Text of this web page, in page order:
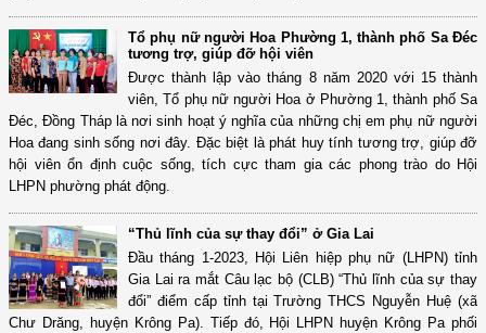
Tổ phụ nữ người Hoa Phường 1, thành phố Sa Đéc
tương trợ, giúp đỡ hội viên
Được thành lập vào tháng 8 năm 2020 với 15 thành
viên, Tổ phụ nữ người Hoa ở Phường 1, thành phố Sa
Đéc, Đồng Tháp là nơi sinh hoạt ý nghĩa của những chị em phụ nữ người
Hoa đang sinh sống nơi đây. Đặc biệt là phát huy tính tương trợ, giúp đỡ
hội viên ổn định cuộc sống, tích cực tham gia các phong trào do Hội
LHPN phường phát động.
“Thủ lĩnh của sự thay đổi” ở Gia Lai
Đầu tháng 1-2023, Hội Liên hiệp phụ nữ (LHPN) tỉnh
Gia Lai ra mắt Câu lạc bộ (CLB) “Thủ lĩnh của sự thay
đổi” điểm cấp tỉnh tại Trường THCS Nguyễn Huệ (xã
Chư Drăng, huyện Krông Pa). Tiếp đó, Hội LHPN huyện Krông Pa phối